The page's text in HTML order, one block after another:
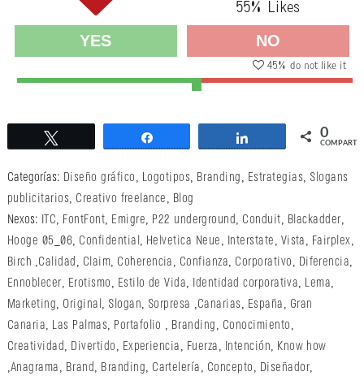
55% Likes
YES NO
45% do not like it
Compartir 0
COMPARTIR
Categorías: Diseño gráfico , Logotipos, Branding , Estrategias, Slogans
publicitarios, Creativo freelance , Blog
Nexos:
ITC, FontFont, Emigre, P22 underground , Conduit, Blackadder,
Hooge 05_06, Confidential , Helvetica Neue , Interstate , Vista , Fairplex,
Birch ,Calidad , Claim, Coherencia , Confianza, Corporativo , Diferencia,
Ennoblecer, Erotismo , Estilo de Vida, Identidad corporativa, Lema,
Marketing, Original , Slogan, Sorpresa ,Canarias, España , Gran
Canaria, Las Palmas, Portafolio , Branding , Conocimiento ,
Creatividad , Divertido , Experiencia , Fuerza , Intención, Know how
,Anagrama , Brand , Branding, Cartelería , Concepto , Diseñador,